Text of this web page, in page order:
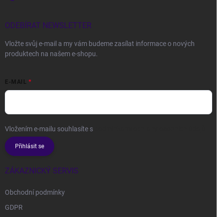
ODEBÍRAT NEWSLETTER
Vložte svůj e-mail a my vám budeme zasílat informace o nových
produktech na našem e-shopu.
E-MAIL
Vložením e-mailu souhlasíte s
Přihlásit se
ZÁKAZNICKÝ SERVIS
Obchodní podmínky
GDPR